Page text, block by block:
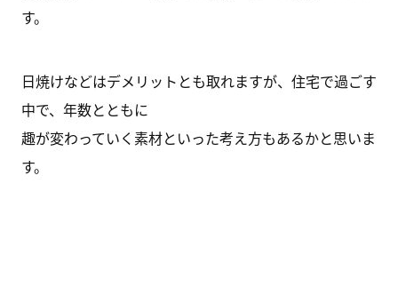
す。
日焼けなどはデメリットとも取れますが、住宅で過ごす
中で、年数とともに
趣が変わっていく素材といった考え方もあるかと思いま
す。